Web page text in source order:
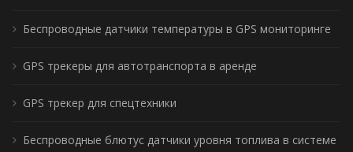
Беспроводные датчики температуры в GPS мониторинге
GPS трекеры для автотранспорта в аренде
GPS трекер для спецтехники
Беспроводные блютус датчики уровня топлива в системе